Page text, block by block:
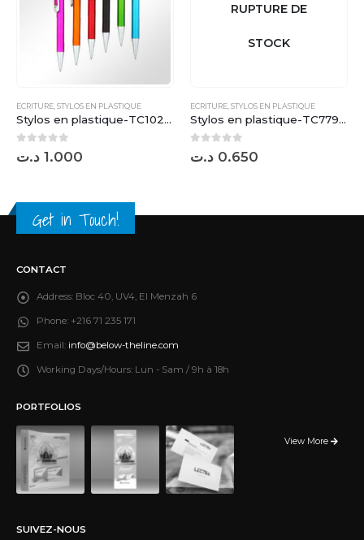
ECRITURE STYLOS EN PLASTIQUE
Stylos en plastique-TC10269M
sur 51.000 د.ت
RUPTURE DE
STOCK
ECRITURE STYLOS EN PLASTIQUE
Stylos en plastique-TC7790B
sur 50.650 د.ت
Get in Touch!
CONTACT
Address: Bloc 40, UV4, El Menzah 6
Phone: +216 71 235 171
Email: info@below-theline.com
Working Days/Hours: Lun - Sam / 9h à 18h
PORTFOLIOS
View More
SUIVEZ-NOUS